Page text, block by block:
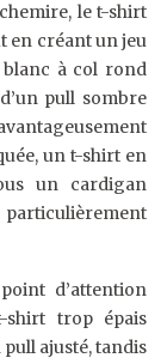
le t-shirt
en créant un jeu
blanc à col rond
pull sombre
un t-shirt en
un cardigan
d’attention
shirt trop épais
ajusté, tandis